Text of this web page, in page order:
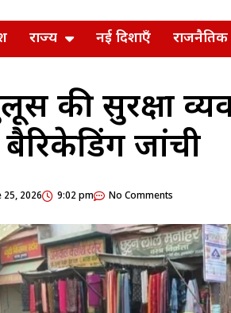
राज्य नई दिशाएँ राजनैतिक
की सुरक्षा
जांची
25, 2026 9:02 pm No Comments